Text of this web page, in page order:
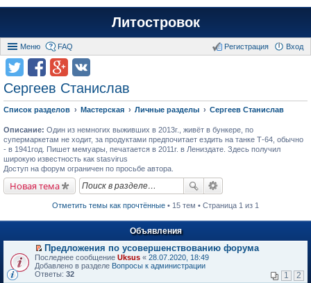
Литостровок
Меню FAQ Вход
Регистрация
Сергеев Станислав
Список разделов Мастерская Личные разделы Сергеев Станислав
Описание: Один из немногих выживших в 2013г., живёт в бункере, по
супермаркетам не ходит, за продуктами предпочитает ездить на танке Т-64, обычно
- в 1941год. Пишет мемуары, печатается в 2011г. в Лениздате. Здесь получил
широкую известность как stasvirus
Доступ на форум ограничен по просьбе автора.
Новая тема
Отметить темы как прочтённые • 15 тем • Страница 1 из 1
Объявления
П
е
р
Предложения по усовершенствованию форума
Последнее сообщение Uksus « 28.07.2020, 18:49
Добавлено в разделе Вопросы к администрации
Ответы: 32 1 2